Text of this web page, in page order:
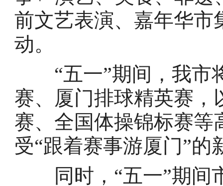
前文艺表演、嘉年华市
动。
“五一”期间，我市
赛、厦门排球精英赛，
赛、全国体操锦标赛等
受“跟着赛事游厦门”的
同时，“五一”期间